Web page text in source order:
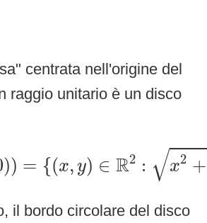
centrata nell'origine del
raggio unitario è un disco
)) = {(x, y) ∈ R2 : √x2 +
x2+y2
il bordo circolare del disco